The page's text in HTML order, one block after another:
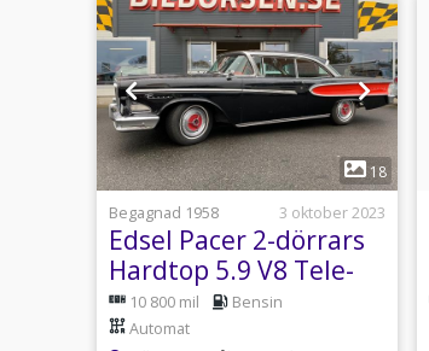
1
18
Begagnad 1958
3 oktober 2023
Edsel Pacer 2-dörrars
Hardtop 5.9 V8 Tele-
Touch 307hk
10 800 mil
Bensin
Automat